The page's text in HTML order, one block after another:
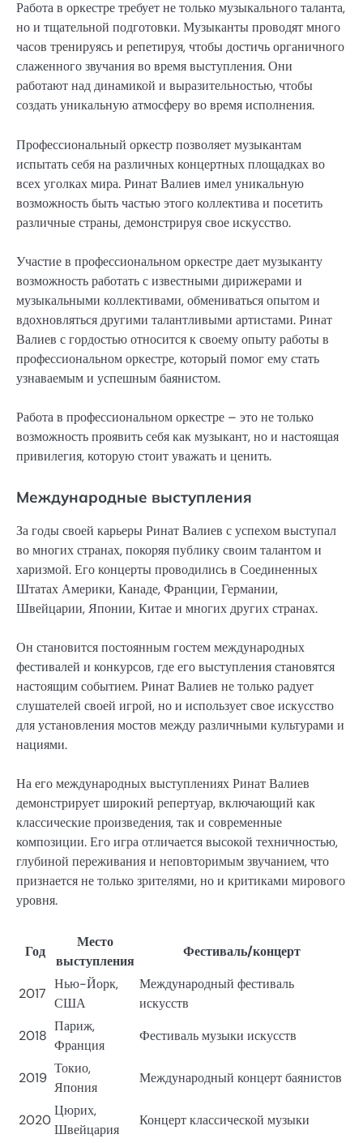
Работа в оркестре требует не только музыкального таланта,
но и тщательной подготовки. Музыканты проводят много
часов тренируясь и репетируя, чтобы достичь органичного
слаженного звучания во время выступления. Они
работают над динамикой и выразительностью, чтобы
создать уникальную атмосферу во время исполнения.
Профессиональный оркестр позволяет музыкантам
испытать себя на различных концертных площадках во
всех уголках мира. Ринат Валиев имел уникальную
возможность быть частью этого коллектива и посетить
различные страны, демонстрируя свое искусство.
Участие в профессиональном оркестре дает музыканту
возможность работать с известными дирижерами и
музыкальными коллективами, обмениваться опытом и
вдохновляться другими талантливыми артистами. Ринат
Валиев с гордостью относится к своему опыту работы в
профессиональном оркестре, который помог ему стать
узнаваемым и успешным баянистом.
Работа в профессиональном оркестре – это не только
возможность проявить себя как музыкант, но и настоящая
привилегия, которую стоит уважать и ценить.
Международные выступления
За годы своей карьеры Ринат Валиев с успехом выступал
во многих странах, покоряя публику своим талантом и
харизмой. Его концерты проводились в Соединенных
Штатах Америки, Канаде, Франции, Германии,
Швейцарии, Японии, Китае и многих других странах.
Он становится постоянным гостем международных
фестивалей и конкурсов, где его выступления становятся
настоящим событием. Ринат Валиев не только радует
слушателей своей игрой, но и использует свое искусство
для установления мостов между различными культурами и
нациями.
На его международных выступлениях Ринат Валиев
демонстрирует широкий репертуар, включающий как
классические произведения, так и современные
композиции. Его игра отличается высокой техничностью,
глубиной переживания и неповторимым звучанием, что
признается не только зрителями, но и критиками мирового
уровня.
Год
Место
выступления
Фестиваль/концерт
2017
Нью-Йорк,
США
Международный фестиваль
искусств
2018
Париж,
Франция
Фестиваль музыки искусств
2019
Токио,
Япония
Международный концерт баянистов
2020
Цюрих,
Швейцария
Концерт классической музыки